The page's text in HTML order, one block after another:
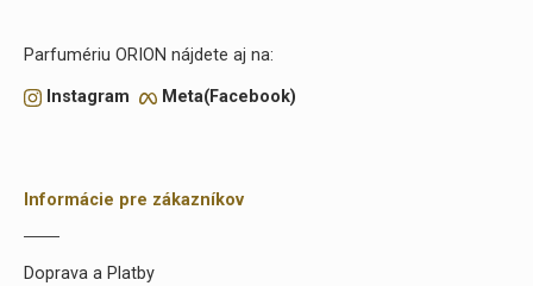
Parfumériu ORION nájdete aj na:
Instagram Meta(Facebook)
Informácie pre zákazníkov
Doprava a Platby